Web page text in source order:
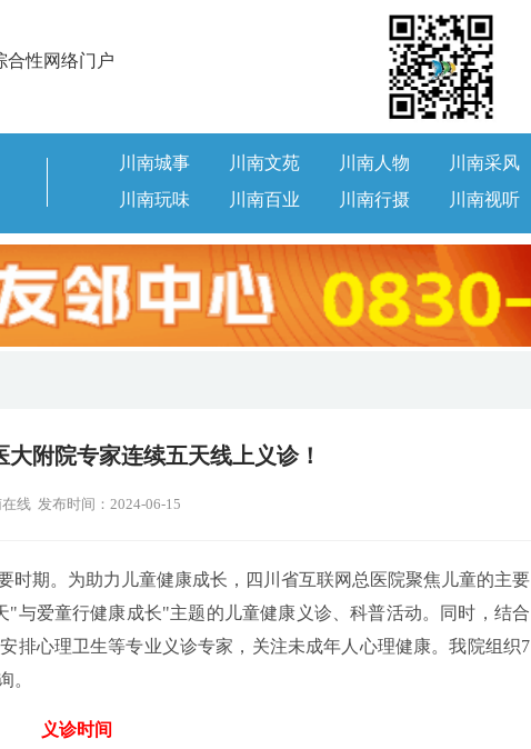
合性网络门户
川南城事 川南文苑 川南人物
川南采风
川南玩味
川南百业 川南行摄 川南视听
附院专家连续五天线上义诊！
线 发布时间：2024-06-15
时期。为助力儿童健康成长，四川省互联网总医院聚焦儿童的主要
与爱童行健康成长"主题的儿童健康义诊、科普活动。同时，结合
排心理卫生等专业义诊专家，关注未成年人心理健康。我院组织7
。
义诊时间